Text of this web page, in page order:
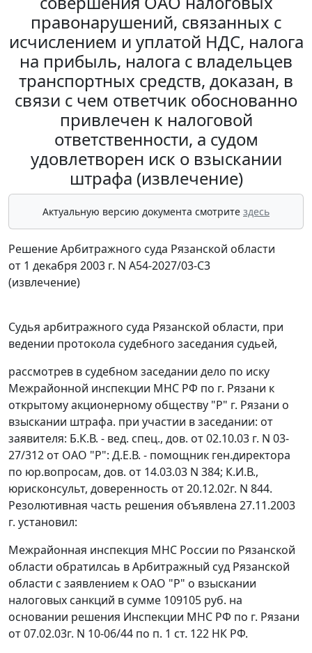
правонарушений, связанных с
исчислением и уплатой НДС, налога
на прибыль, налога с владельцев
транспортных средств, доказан, в
связи с чем ответчик обоснованно
привлечен к налоговой
ответственности, а судом
удовлетворен иск о взыскании
штрафа (извлечение)
Актуальную версию документа смотрите здесь
Решение Арбитражного суда Рязанской области
от 1 декабря 2003 г. N А54-2027/03-С3
(извлечение)
Судья арбитражного суда Рязанской области, при
ведении протокола судебного заседания судьей,
рассмотрев в судебном заседании дело по иску
Межрайонной инспекции МНС РФ по г. Рязани к
открытому акционерному обществу "Р" г. Рязани о
взыскании штрафа. при участии в заседании: от
заявителя: Б.К.В. - вед. спец., дов. от 02.10.03 г. N 03-
27/312 от ОАО "Р": Д.Е.В. - помощник ген.директора
по юр.вопросам, дов. от 14.03.03 N 384; К.И.В.,
юрисконсульт, доверенность от 20.12.02г. N 844.
Резолютивная часть решения объявлена 27.11.2003
г. установил:
Межрайонная инспекция МНС России по Рязанской
области обратилсаь в Арбитражный суд Рязанской
области с заявлением к ОАО "Р" о взыскании
налоговых санкций в сумме 109105 руб. на
основании решения Инспекции МНС РФ по г. Рязани
от 07.02.03г. N 10-06/44 по п. 1 ст. 122 НК РФ.